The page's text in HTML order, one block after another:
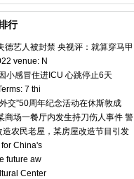
行
德艺人被封禁 央视评：就算穿马甲
venue: N
小感冒住进ICU 心跳停止6天
7 thi
交”50周年纪念活动在休斯敦成
商场一餐厅内发生持刀伤人事件 警
造农民老屋，某房屋改造节目引发
for China's
future aw
Center